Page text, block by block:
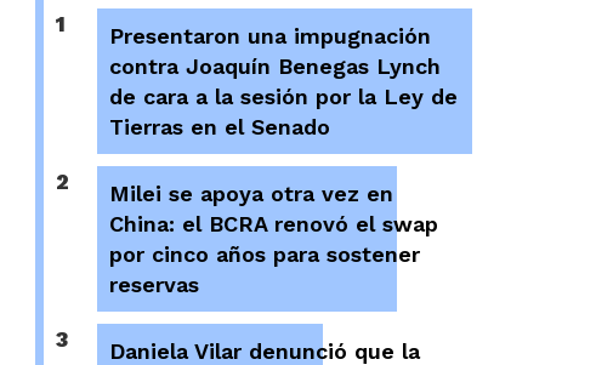
1
Presentaron una impugnación
contra Joaquín Benegas Lynch
de cara a la sesión por la Ley de
Tierras en el Senado
2
Milei se apoya otra vez en
China: el BCRA renovó el swap
por cinco años para sostener
reservas
3
Daniela Vilar denunció que la